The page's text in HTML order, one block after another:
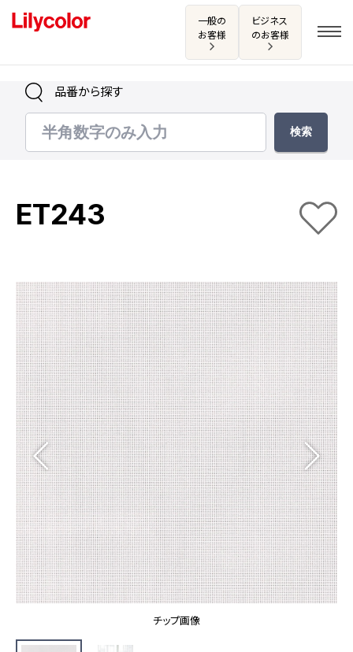
一般の
お客様
ビジネス
のお客様
ログイン・新規会員登録
お気に入り
商品を探す
商品を探す トップ
壁紙
カーテン
床材
ブランド・コレクション
Lilycolor Coordinate 着せ替えシミュレーション
カタログ一覧
カタログ一覧 トップ
壁紙
カーテン
床材
サステナブル商品
ノンワックス床タイル
壁紙機能性ガイド
施工事例
施工事例 トップ
医療・福祉施設
ホテル・オフィス・店舗
モデルハウス
新築戸建・マンション
#リリカラのある暮らし
リリカラノート
ショールーム
ショールーム トップ
東京ショールーム
大阪ショールーム
お客様サポート
お客様サポート トップ
画像ダウンロード
品番から探す
ET243
チップ画像